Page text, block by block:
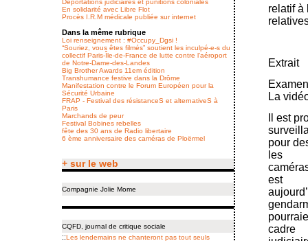
relatif à
Extrait
La
Il est
pour
les
est
cadre
Déportations judiciaires et punitions coloniales
En solidarité avec Libre Flot
Procès I.R.M médicale publiée sur internet
Dans la même rubrique
Loi renseignement : #Occupy_Dgsi !
“Souriez, vous êtes filmés” soutient les inculpé-e-s du
collectif Paris-Île-de-France de lutte contre l’aéroport
de Notre-Dame-des-Landes
Big Brother Awards 11em édition
Transhumance festive dans la Drôme
Manifestation contre le Forum Européen pour la
Sécurité Urbaine
FRAP - Festival des résistanceS et alternativeS à
Paris
Marchands de peur
Festival Bobines rebelles
fête des 30 ans de Radio libertaire
6 ème anniversaire des caméras de Ploërmel
+ sur le web
Compagnie Jolie Mome
CQFD, journal de critique sociale
::Les lendemains ne chanteront pas tout seuls